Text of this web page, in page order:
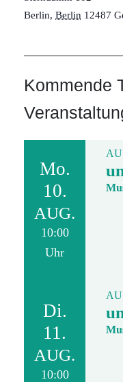
Berlin, Berlin 12487
Kommende
Mo.
10.
AUG.
10:00
Uhr
Di.
11.
AUG.
10:00